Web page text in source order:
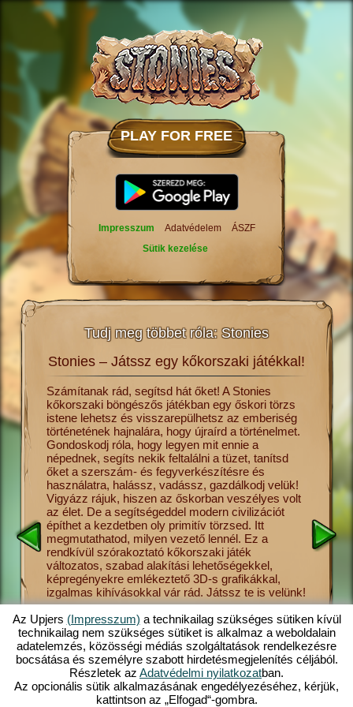
PLAY FOR FREE
Impresszum Adatvédelem
ÁSZF
Sütik kezelése
Tudj meg többet róla: Stonies
a
csak
más
el a
Tudj
Stonies – Játssz egy kőkorszaki játékkal!
Számítanak rád, segítsd hát őket! A Stonies
kőkorszaki böngészős játékban egy őskori törzs
istene lehetsz és visszarepülhetsz az emberiség
történetének hajnalára, hogy újraírd a történelmet.
Gondoskodj róla, hogy legyen mit ennie a
népednek, segíts nekik feltalálni a tüzet, tanítsd
őket a szerszám- és fegyverkészítésre és
használatra, halássz, vadássz, gazdálkodj velük!
Vigyázz rájuk, hiszen az őskorban veszélyes volt
az élet. De a segítségeddel modern civilizációt
építhet a kezdetben oly primitív törzsed. Itt
megmutathatod, milyen vezető lennél. Ez a
rendkívül szórakoztató kőkorszaki játék
változatos, szabad alakítási lehetőségekkel,
képregényekre emlékeztető 3D-s grafikákkal,
izgalmas kihívásokkal vár rád. Játssz te is velünk!
ha úgy
ebben
a
vallást,
Stonies
a
törzsed
Az Upjers (Impresszum) a technikailag szükséges sütiken kívül
technikailag nem szükséges sütiket is alkalmaz a weboldalain
adatelemzés, közösségi médiás szolgáltatások rendelkezésre
bocsátása és személyre szabott hirdetésmegjelenítés céljából.
Részletek az Adatvédelmi nyilatkozatban.
Az opcionális sütik alkalmazásának engedélyezéséhez, kérjük,
kattintson az „Elfogad“-gombra.